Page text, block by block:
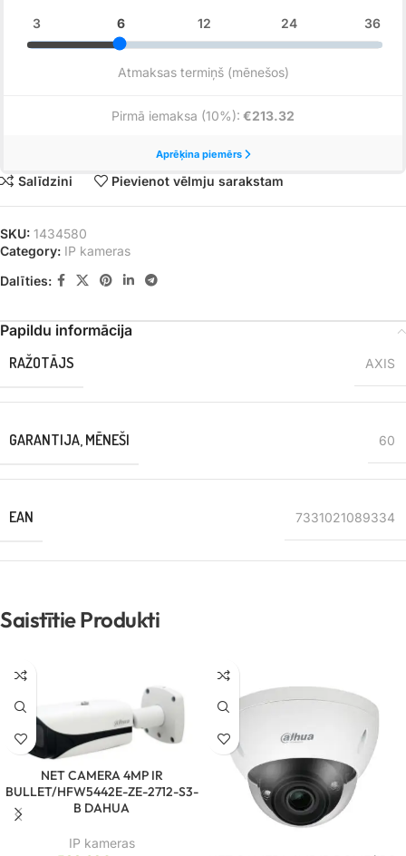
Salīdzini Pievienot vēlmju sarakstam
SKU: 1434580
Category: IP kameras
Dalīties:
Papildu informācija
RAŽOTĀJS
AXIS
GARANTIJA, MĒNEŠI 60
EAN 7331021089334
Saistītie Produkti
NET CAMERA 4MP IR
BULLET/HFW5442E-ZE-2712-S3-
B DAHUA
IP kameras